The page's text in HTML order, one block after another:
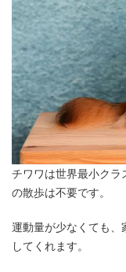
チワワは世界最小クラ
の散歩は不要です。
運動量が少なくても、
してくれます。